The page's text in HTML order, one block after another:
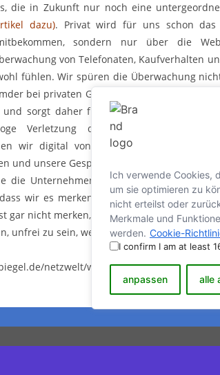
Ich verwende Cookies,
um sie optimieren zu
nicht erteilst oder
Merkmale und
werden. Cookie-
I confirm I am at least
anpassen alle
die in Zukunft nur noch eine
dazu). Privat wird für uns schon das
sondern nur über die
von Telefonaten, Kaufverhalten
fühlen. Wir spüren die Überwachung
bei privaten Gesprächen oder
sorgt daher für ein unangenehmes
Verletzung der Privatsphäre. Denn
wir digital von ganzen wirtschaftlichen
und unsere Gespräche womöglich dauerhaft
die Unternehmen oder die Regierung,
wir es merken. Mit Freiheit hat unser
gar nicht merken, dass wir unfrei geworden
unfrei zu sein, wenn wir es selbst gar nicht
netzwelt/web/e-reader-kindle-